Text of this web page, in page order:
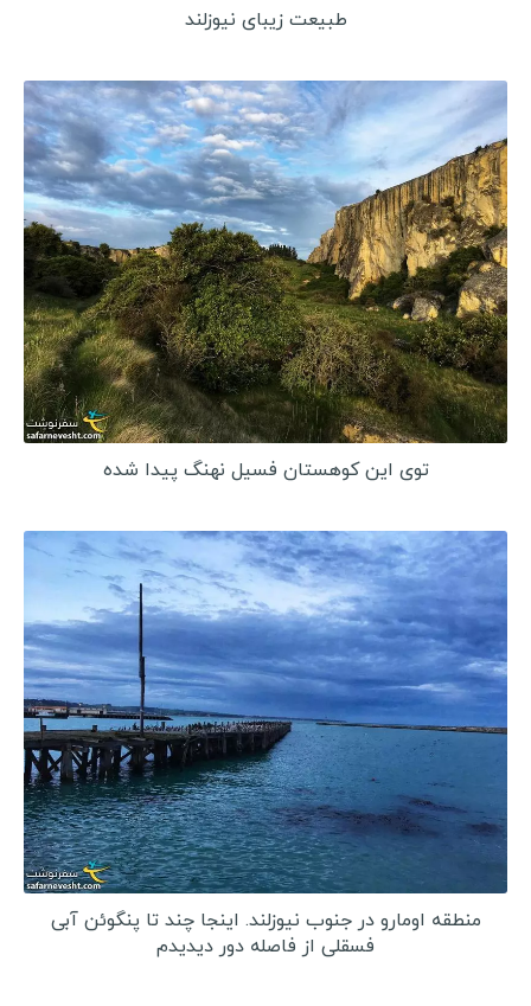
طبیعت زیبای نیوزلند
توی این کوهستان فسیل نهنگ پیدا شده
منطقه اومارو در جنوب نیوزلند. اینجا چند تا پنگوئن آبی
فسقلی از فاصله دور دیدیدم